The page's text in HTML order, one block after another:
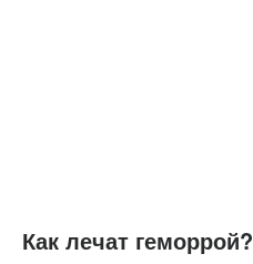
Как лечат геморрой?